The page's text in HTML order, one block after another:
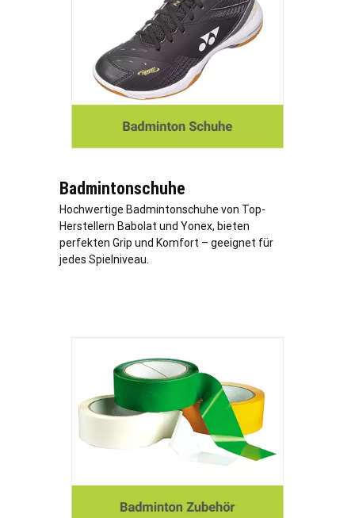
Badmintonschuhe
Hochwertige Badmintonschuhe von Top-
Herstellern Babolat und Yonex, bieten
perfekten Grip und Komfort – geeignet für
jedes Spielniveau.